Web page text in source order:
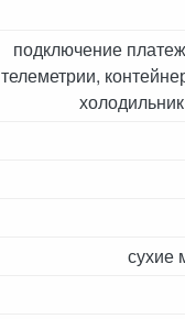
подключение
телеметрии,
сухие